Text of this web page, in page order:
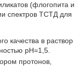
(флогопита и
спектров ТСТД для
качества в раствор
pH=1,5.
протонов,